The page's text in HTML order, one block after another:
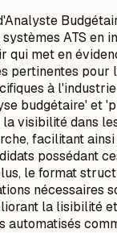
ATS en
qui met en
pertinentes pour
à
budgétaire' et
visibilité dans
facilitant
possédant
le format
nécessaires
la lisibilité
automatisés